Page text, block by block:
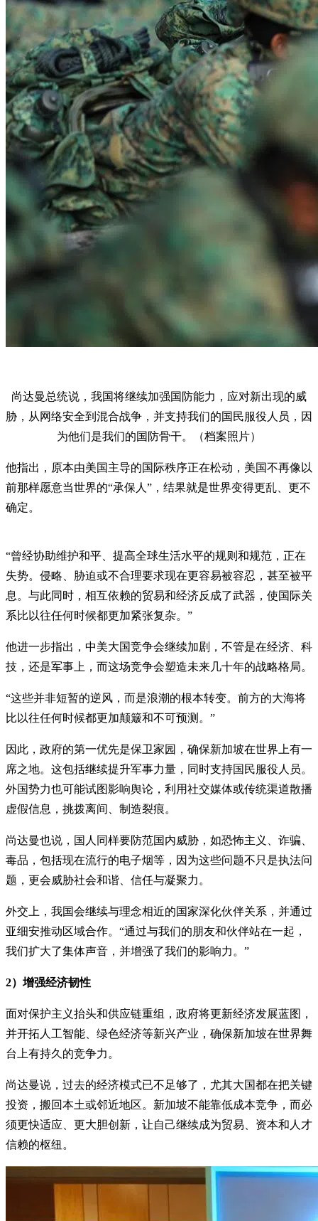
尚达曼总统说，我国将继续加强国防能力，应对新出现的威
胁，从网络安全到混合战争，并支持我们的国民服役人员，因
为他们是我们的国防骨干。（档案照片）
他指出，原本由美国主导的国际秩序正在松动，美国不再像以
前那样愿意当世界的“承保人”，结果就是世界变得更乱、更不
确定。
“曾经协助维护和平、提高全球生活水平的规则和规范，正在
失势。侵略、胁迫或不合理要求现在更容易被容忍，甚至被平
息。与此同时，相互依赖的贸易和经济反成了武器，使国际关
系比以往任何时候都更加紧张复杂。”
他进一步指出，中美大国竞争会继续加剧，不管是在经济、科
技，还是军事上，而这场竞争会塑造未来几十年的战略格局。
“这些并非短暂的逆风，而是浪潮的根本转变。前方的大海将
比以往任何时候都更加颠簸和不可预测。”
因此，政府的第一优先是保卫家园，确保新加坡在世界上有一
席之地。这包括继续提升军事力量，同时支持国民服役人员。
外国势力也可能试图影响舆论，利用社交媒体或传统渠道散播
虚假信息，挑拨离间、制造裂痕。
尚达曼也说，国人同样要防范国内威胁，如恐怖主义、诈骗、
毒品，包括现在流行的电子烟等，因为这些问题不只是执法问
题，更会威胁社会和谐、信任与凝聚力。
外交上，我国会继续与理念相近的国家深化伙伴关系，并通过
亚细安推动区域合作。“通过与我们的朋友和伙伴站在一起，
我们扩大了集体声音，并增强了我们的影响力。”
2）增强经济韧性
面对保护主义抬头和供应链重组，政府将更新经济发展蓝图，
并开拓人工智能、绿色经济等新兴产业，确保新加坡在世界舞
台上有持久的竞争力。
尚达曼说，过去的经济模式已不足够了，尤其大国都在把关键
投资，搬回本土或邻近地区。新加坡不能靠低成本竞争，而必
须更快适应、更大胆创新，让自己继续成为贸易、资本和人才
信赖的枢纽。